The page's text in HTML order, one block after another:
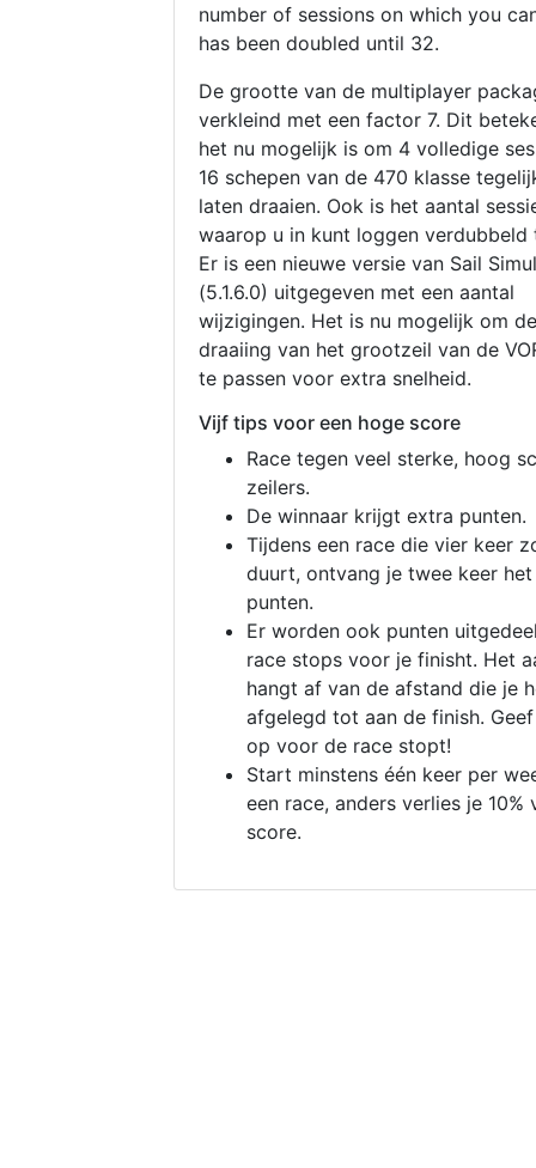
number of sessions on which you
has been doubled until 32.
De grootte van de multiplayer
verkleind met een factor 7. Dit
het nu mogelijk is om 4 volledige
16 schepen van de 470 klasse
laten draaien. Ook is het aantal
waarop u in kunt loggen verdubbeld
Er is een nieuwe versie van Sail
(5.1.6.0) uitgegeven met een aantal
wijzigingen. Het is nu mogelijk om de
draaiing van het grootzeil van de
te passen voor extra snelheid.
Vijf tips voor een hoge score
Race tegen veel sterke, hoog
zeilers.
De winnaar krijgt extra punten.
Tijdens een race die vier keer
duurt, ontvang je twee keer
punten.
Er worden ook punten
race stops voor je finisht. Het
hangt af van de afstand die je
afgelegd tot aan de finish.
op voor de race stopt!
Start minstens één keer per
een race, anders verlies je 10%
score.